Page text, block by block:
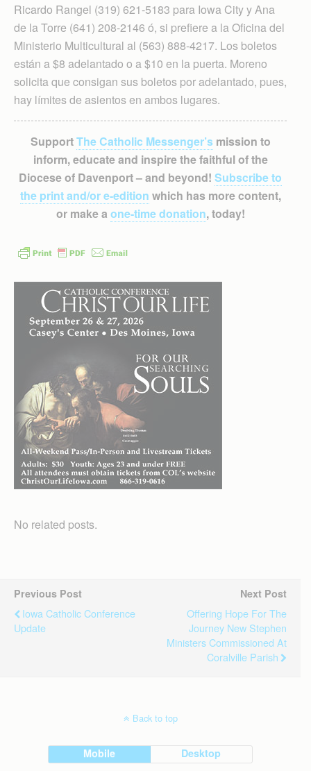
Ricardo Rangel (319) 621-5183 para Iowa City y Ana
de la Torre (641) 208-2146 ó, si prefiere a la Oficina del
Ministerio Multi­cultural al (563) 888-4217. Los boletos
están a $8 adelantado o a $10 en la puerta. Moreno
solicita que consigan sus boletos por adelantado, pues,
hay límites de asientos en ambos lugares.
SupportThe Catholic Messenger’smission to
inform, educate and inspire the faithful of the
Diocese of Davenport – and beyond! Subscribe to
the print and/or e-edition which has more content,
or make a one-time donation, today!
No related posts.
Previous Post
Iowa Catholic Conference
Update
Next Post
Offering Hope For The
Journey New Stephen
Ministers Commissioned At
Coralville Parish
Back to top
Mobile Desktop